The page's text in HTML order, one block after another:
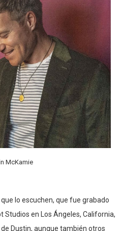
McKamie
lo escuchen, que fue grabado
en Los Ángeles, California,
Dustin, aunque también otros